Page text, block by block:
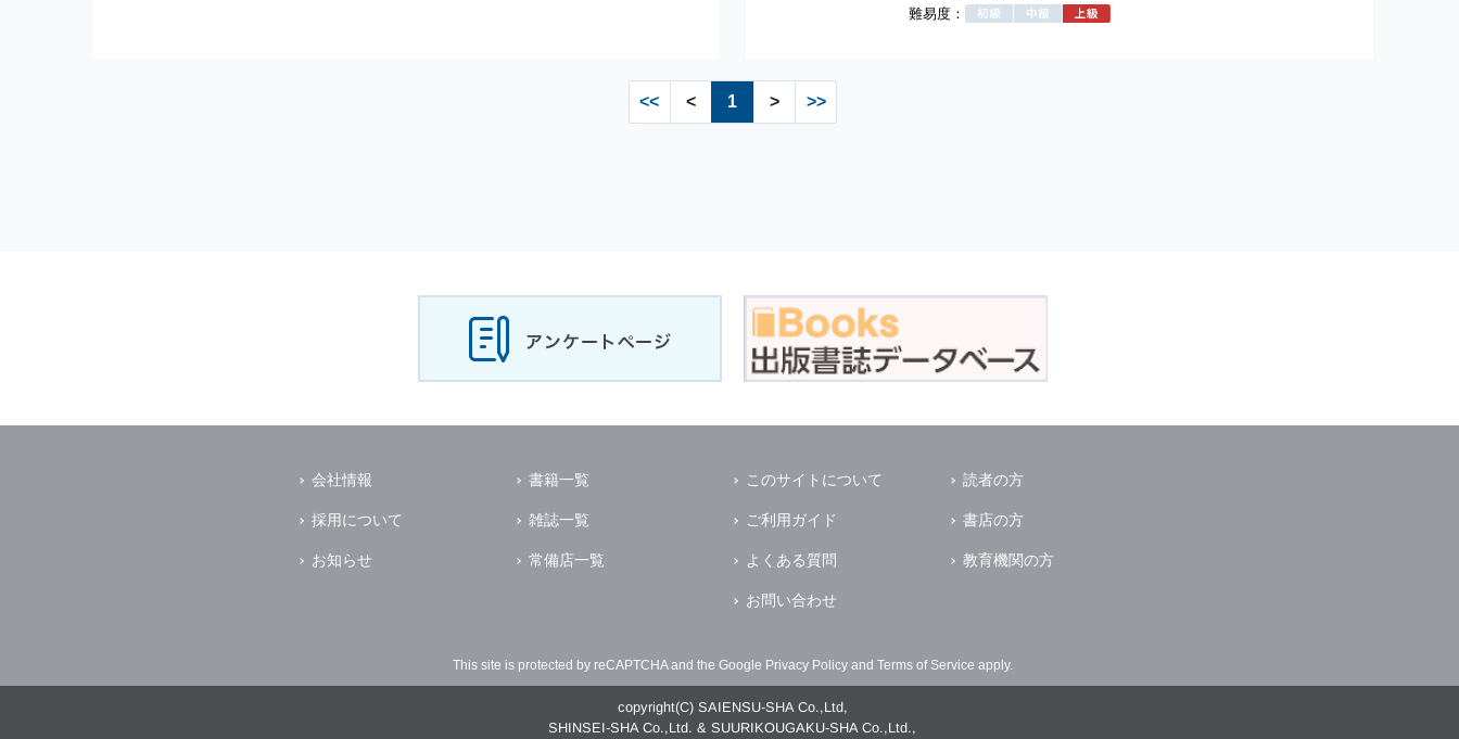
難易度：
<< < 1 > >>
会社情報
採用について
お知らせ
書籍一覧
雑誌一覧
常備店一覧
このサイトについて
ご利用ガイド
よくある質問
お問い合わせ
読者の方
書店の方
教育機関の方
This site is protected by reCAPTCHA and the Google Privacy Policy and Terms of Service apply.
copyright(C) SAIENSU-SHA Co.,Ltd,
SHINSEI-SHA Co.,Ltd. & SUURIKOUGAKU-SHA Co.,Ltd.,